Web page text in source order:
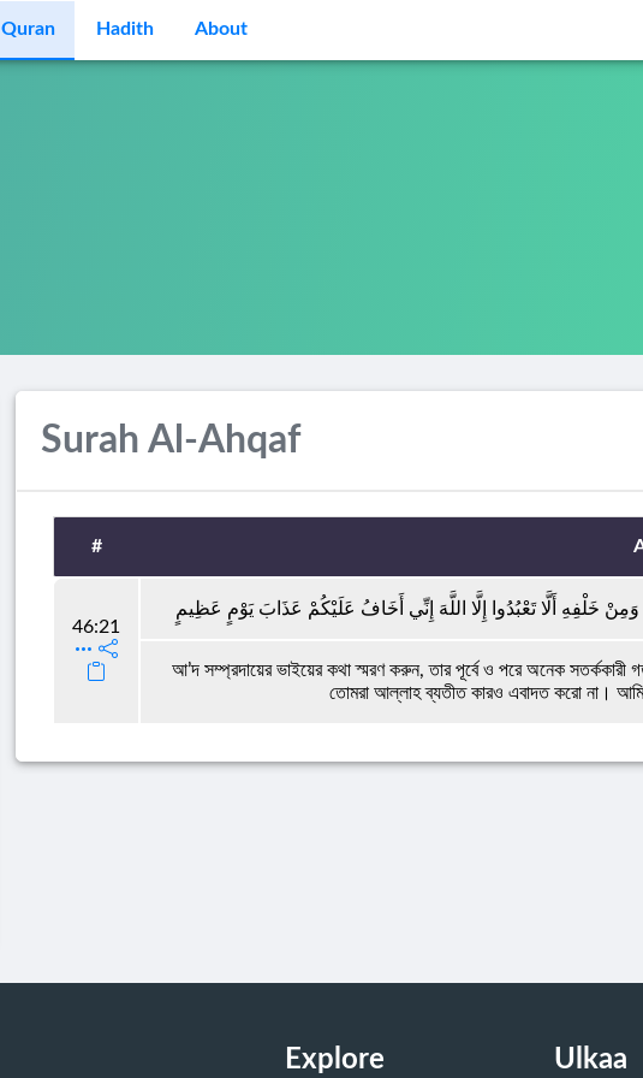
Quran Hadith About
Surah Al-Ahqaf
#
46:21
خَلْفِهِ أَلَّا تَعْبُدُوا إِلَّا اللَّهَ إِنِّي أَخَافُ عَلَيْكُمْ عَذَابَ يَوْمٍ عَظِيمٍ
আ’দ সম্প্রদায়ের ভাইয়ের কথা স্মরণ করুন, তার পূর্বে ও পরে অনেক সতর্ককারী
তোমরা আল্লাহ ব্যতীত কারও এবাদত করো না।
Explore Ulkaa